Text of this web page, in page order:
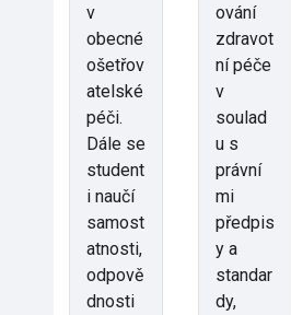
v
obecné
ošetřov
atelské
péči.
Dále se
student
i naučí
samost
atnosti,
odpově
dnosti
ování
zdravot
ní péče
v
soulad
u s
právní
mi
předpis
y a
standar
dy,